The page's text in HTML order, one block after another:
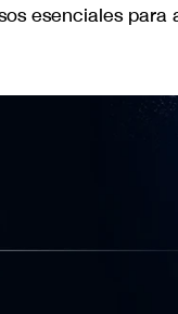
esenciales